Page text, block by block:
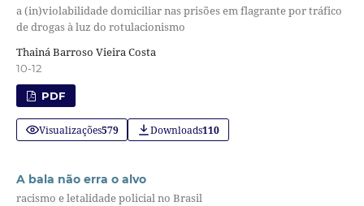
a (in)violabilidade domiciliar nas prisões em flagrante por tráfico
de drogas à luz do rotulacionismo
Thainá Barroso Vieira Costa
10-12
PDF
Visualizações579 Downloads110
A bala não erra o alvo
racismo e letalidade policial no Brasil